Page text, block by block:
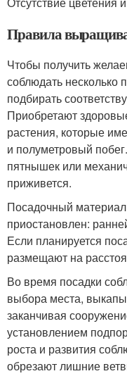
Правила
Чтобы получить
соблюдать
подбирать
Приобретают
растения, которые
и полуметровый
пятнышек или
приживется.
Посадочный
приостановлен:
Если планируется
размещают на
Во время посадки
выбора места,
заканчивая
установлением
роста и развития
обрезают лишние